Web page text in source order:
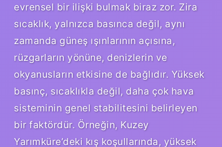
evrensel bir ilişki bulmak biraz zor. Zira
sıcaklık, yalnızca basınca değil, aynı
zamanda güneş ışınlarının açısına,
rüzgarların yönüne, denizlerin ve
okyanusların etkisine de bağlıdır. Yüksek
basınç, sıcaklıkla değil, daha çok hava
sisteminin genel stabilitesini belirleyen
bir faktördür. Örneğin, Kuzey
Yarımküre’deki kış koşullarında, yüksek